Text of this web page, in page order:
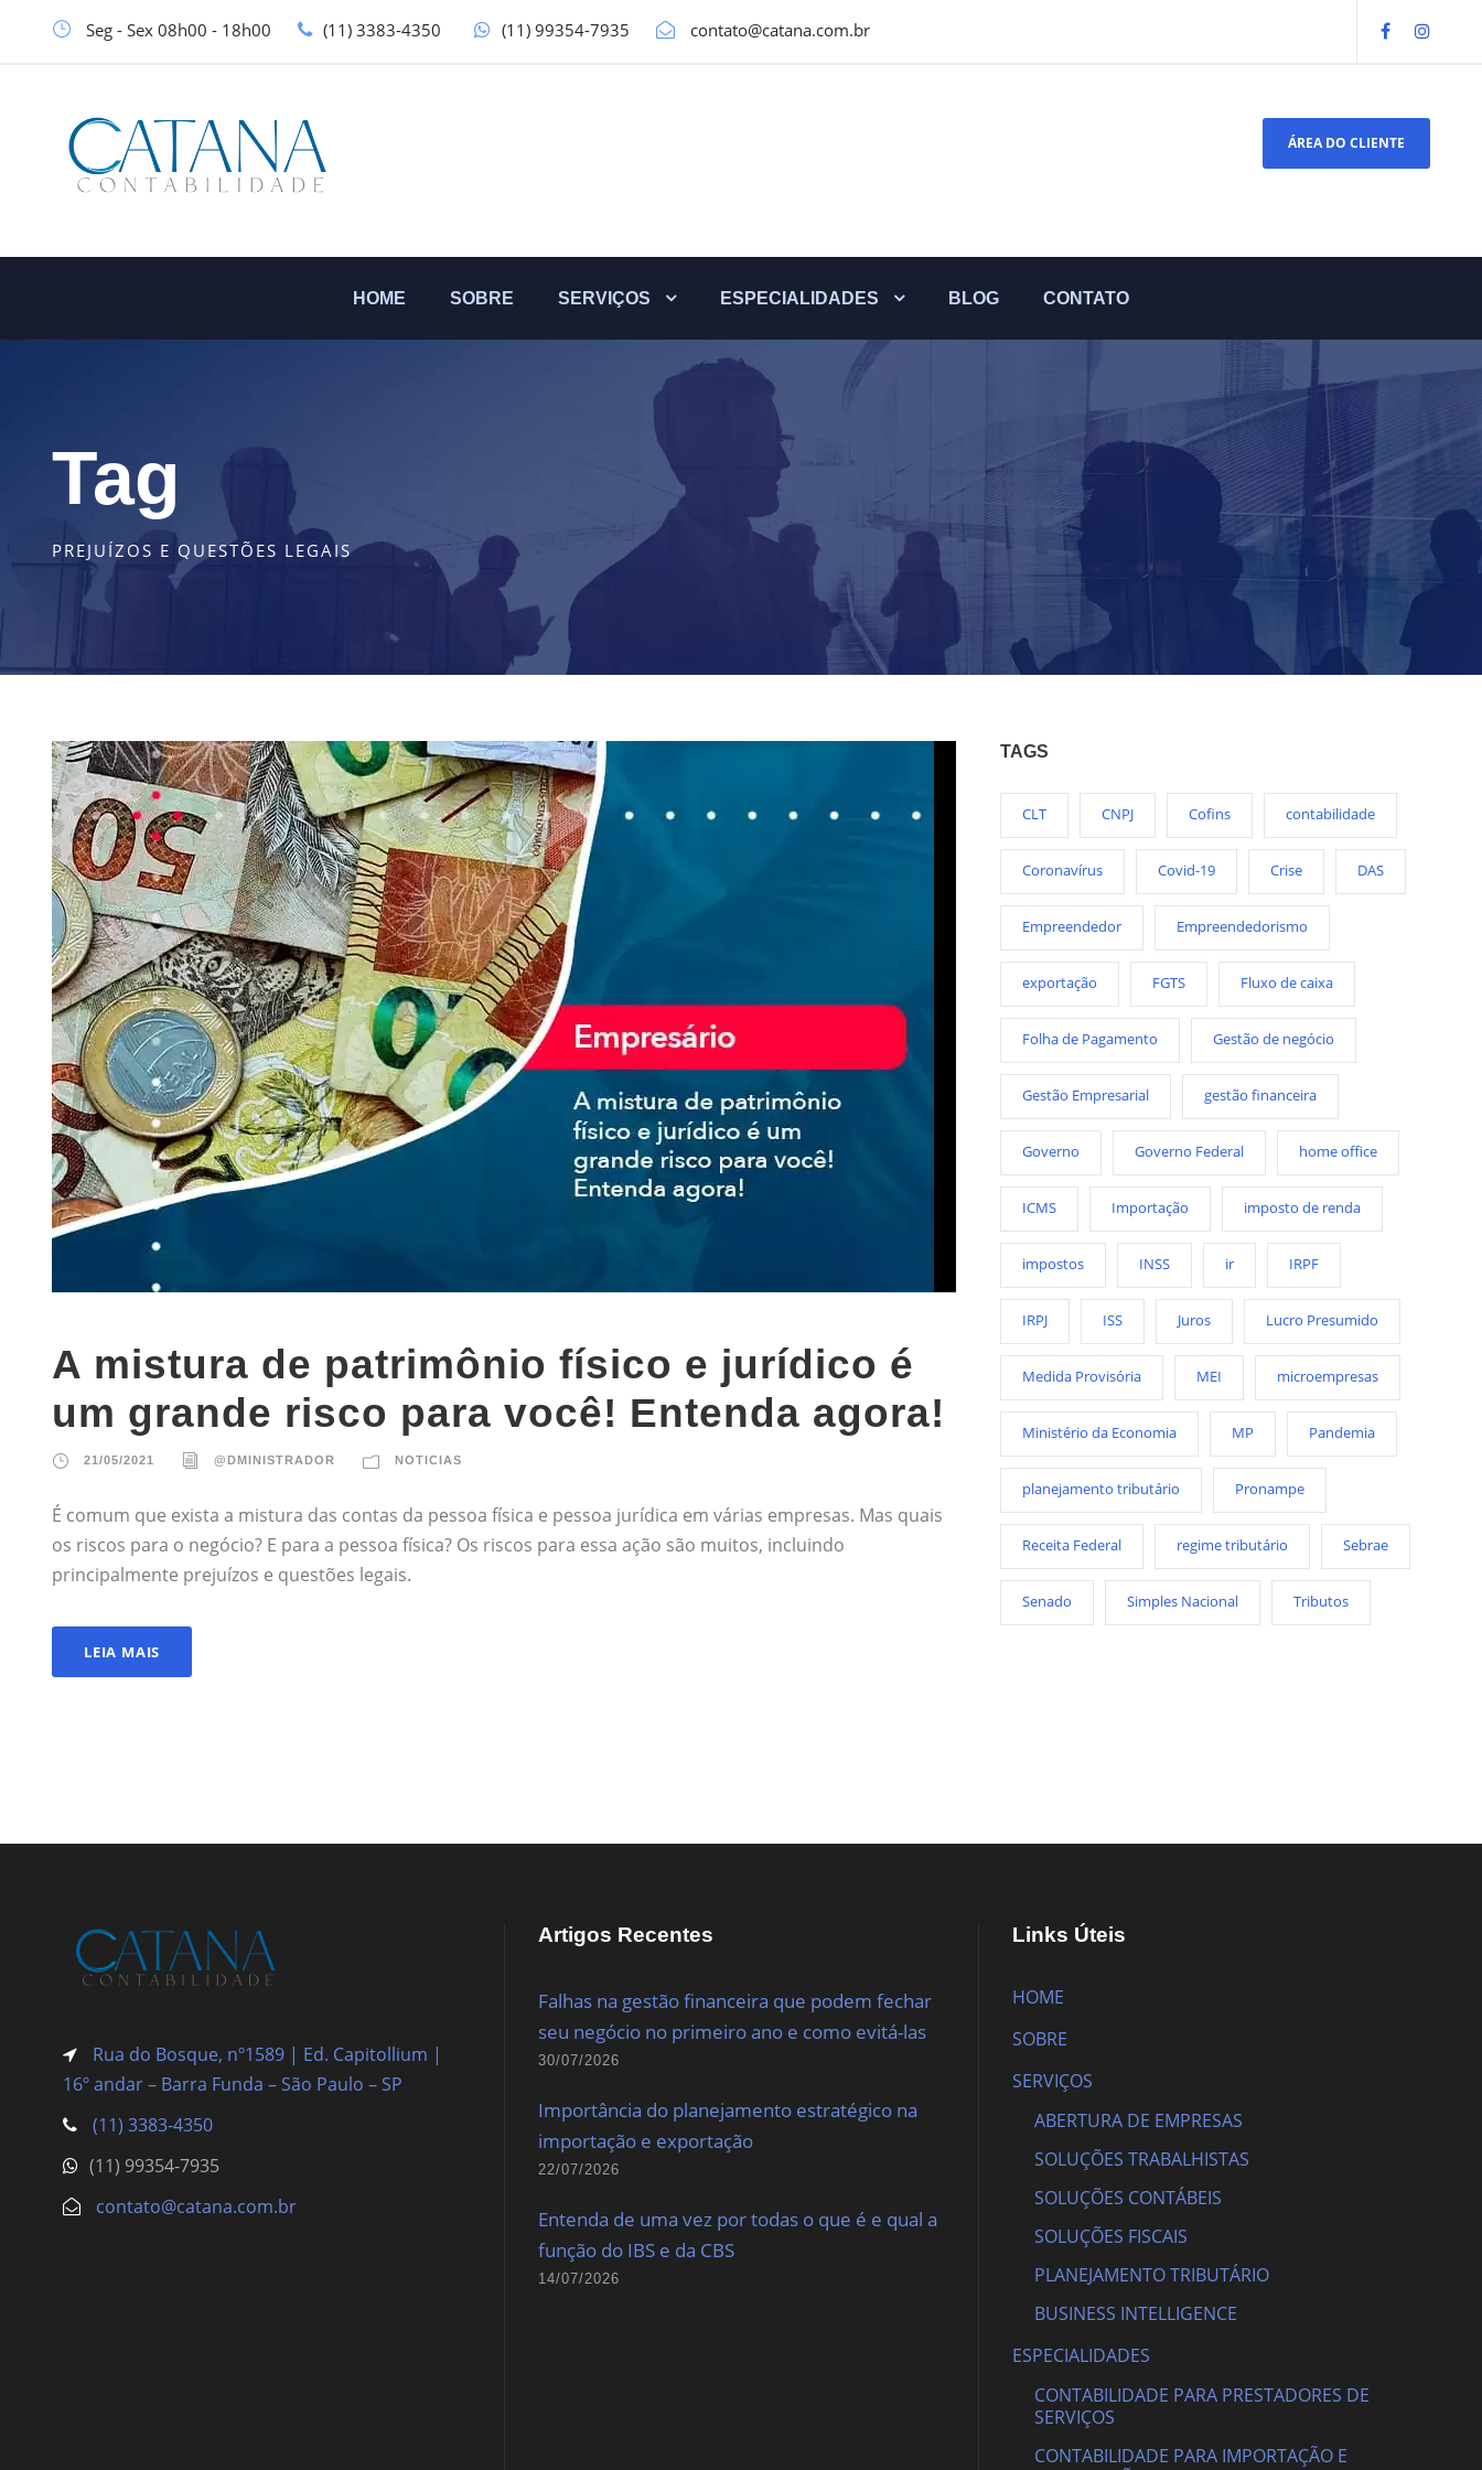
Seg - Sex 08h00 - 18h00 (11) 3383-4350 (11) 99354-7935 contato@catana.com.br
ÁREA DO CLIENTE
HOME SOBRE SERVIÇOS ESPECIALIDADES BLOG CONTATO
Tag
PREJUÍZOS E QUESTÕES LEGAIS
A mistura de patrimônio físico e jurídico é
um grande risco para você! Entenda agora!
21/05/2021 @DMINISTRADOR NOTICIAS
É comum que exista a mistura das contas da pessoa física e pessoa jurídica em várias empresas. Mas quais
os riscos para o negócio? E para a pessoa física? Os riscos para essa ação são muitos, incluindo
principalmente prejuízos e questões legais.
LEIA MAIS
TAGS
CLT CNPJ Cofins contabilidade
Coronavírus Covid-19 Crise DAS
Empreendedor Empreendedorismo
exportação FGTS Fluxo de caixa
Folha de Pagamento Gestão de negócio
Gestão Empresarial gestão financeira
Governo Governo Federal home office
ICMS Importação imposto de renda
impostos INSS ir IRPF
IRPJ ISS Juros Lucro Presumido
Medida Provisória MEI microempresas
Ministério da Economia MP Pandemia
planejamento tributário Pronampe
Receita Federal regime tributário Sebrae
Senado Simples Nacional Tributos
Rua do Bosque, nº1589 | Ed. Capitollium |
16º andar – Barra Funda – São Paulo – SP
(11) 3383-4350
(11) 99354-7935
contato@catana.com.br
Artigos Recentes
Falhas na gestão financeira que podem fechar
seu negócio no primeiro ano e como evitá-las
30/07/2026
Importância do planejamento estratégico na
importação e exportação
22/07/2026
Entenda de uma vez por todas o que é e qual a
função do IBS e da CBS
14/07/2026
Links Úteis
HOME
SOBRE
SERVIÇOS
ABERTURA DE EMPRESAS
SOLUÇÕES TRABALHISTAS
SOLUÇÕES CONTÁBEIS
SOLUÇÕES FISCAIS
PLANEJAMENTO TRIBUTÁRIO
BUSINESS INTELLIGENCE
ESPECIALIDADES
CONTABILIDADE PARA PRESTADORES DE
SERVIÇOS
CONTABILIDADE PARA IMPORTAÇÃO E